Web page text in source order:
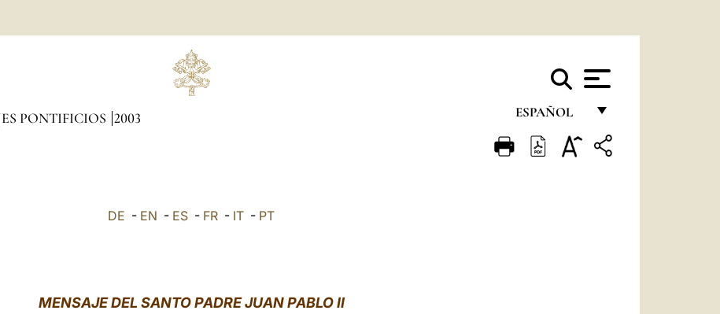
ESPAÑOL
FRANÇAIS
PONTIFICIOS 2003
DE - EN - ES - FR - IT - PT
MENSAJE DEL SANTO PADRE JUAN PABLO II